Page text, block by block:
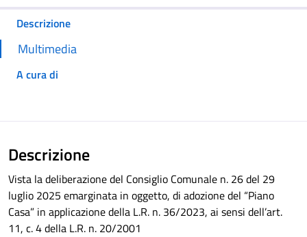
Descrizione
Multimedia
A cura di
Descrizione
Vista la deliberazione del Consiglio Comunale n. 26 del 29
luglio 2025 emarginata in oggetto, di adozione del “Piano
Casa” in applicazione della L.R. n. 36/2023, ai sensi dell’art.
11, c. 4 della L.R. n. 20/2001